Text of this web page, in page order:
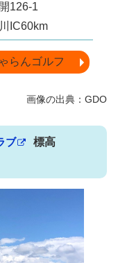
126-1
IC60km
らんゴルフ
ブ
標高